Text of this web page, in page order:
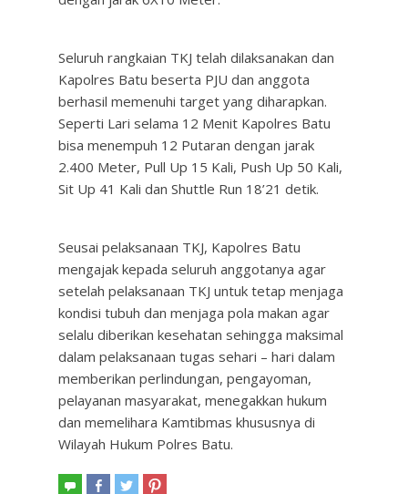
Seluruh rangkaian TKJ telah dilaksanakan dan
Kapolres Batu beserta PJU dan anggota
berhasil memenuhi target yang diharapkan.
Seperti Lari selama 12 Menit Kapolres Batu
bisa menempuh 12 Putaran dengan jarak
2.400 Meter, Pull Up 15 Kali, Push Up 50 Kali,
Sit Up 41 Kali dan Shuttle Run 18’21 detik.
Seusai pelaksanaan TKJ, Kapolres Batu
mengajak kepada seluruh anggotanya agar
setelah pelaksanaan TKJ untuk tetap menjaga
kondisi tubuh dan menjaga pola makan agar
selalu diberikan kesehatan sehingga maksimal
dalam pelaksanaan tugas sehari – hari dalam
memberikan perlindungan, pengayoman,
pelayanan masyarakat, menegakkan hukum
dan memelihara Kamtibmas khususnya di
Wilayah Hukum Polres Batu.